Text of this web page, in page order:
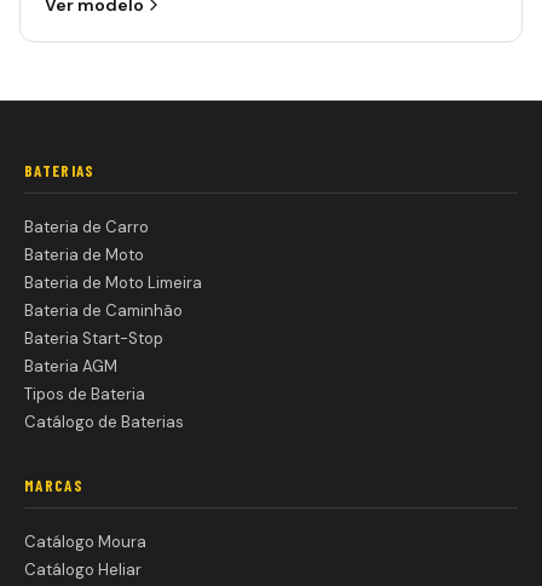
Ver modelo
BATERIAS
Bateria de Carro
Bateria de Moto
Bateria de Moto Limeira
Bateria de Caminhão
Bateria Start-Stop
Bateria AGM
Tipos de Bateria
Catálogo de Baterias
MARCAS
Catálogo Moura
Catálogo Heliar